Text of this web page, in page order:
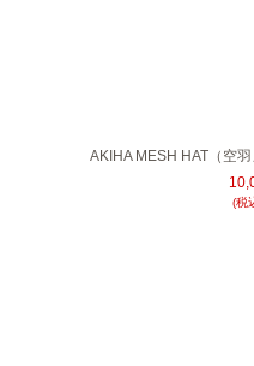
AKIHA MESH HAT（空
(税